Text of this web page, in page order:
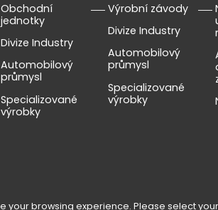
Obchodní
jednotky
Divize Industry
Automobilový
průmysl
Specializované
výrobky
Výrobní závody
Divize Industry
Automobilový
průmysl
Specializované
výrobky
your browsing experience. Please select